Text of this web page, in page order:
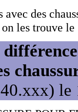
avec des
les trouve le
le